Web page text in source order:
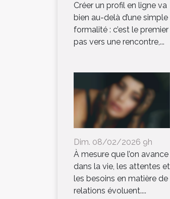
Créer un profil en ligne va
bien au-delà d’une simple
formalité : c’est le premier
pas vers une rencontre,...
Dim. 08/02/2026 9h
À mesure que l’on avance
dans la vie, les attentes et
les besoins en matière de
relations évoluent....